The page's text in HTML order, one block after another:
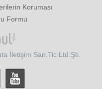
Koruması
Formu
İletişim San.Tic.Ltd.Şti.